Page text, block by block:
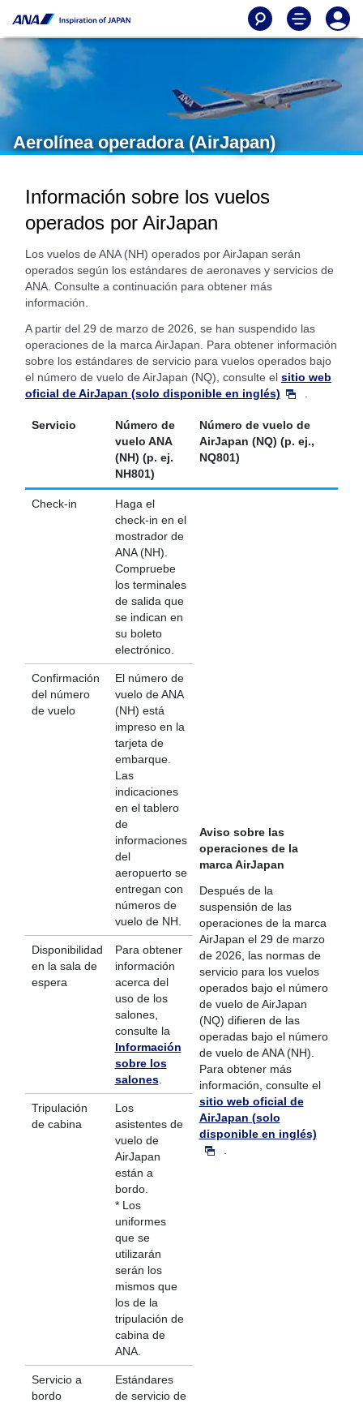
Aerolínea operadora (AirJapan)
Información sobre los vuelos
operados por AirJapan
Los vuelos de ANA (NH) operados por AirJapan serán
operados según los estándares de aeronaves y servicios de
ANA. Consulte a continuación para obtener más
información.
A partir del 29 de marzo de 2026, se han suspendido las
operaciones de la marca AirJapan. Para obtener información
sobre los estándares de servicio para vuelos operados bajo
el número de vuelo de AirJapan (NQ), consulte el sitio web
oficial de AirJapan (solo disponible en inglés)
Servicio
Número de
vuelo ANA
(NH) (p. ej.
NH801)
Número de vuelo de
AirJapan (NQ) (p. ej.,
NQ801)
Check-in
Haga el
check-in en el
mostrador de
ANA (NH).
Compruebe
los terminales
de salida que
se indican en
su boleto
electrónico.
Aviso sobre las
operaciones de la
marca AirJapan
Después de la
suspensión de las
operaciones de la marca
AirJapan el 29 de marzo
de 2026, las normas de
servicio para los vuelos
operados bajo el número
de vuelo de AirJapan
(NQ) difieren de las
operadas bajo el número
de vuelo de ANA (NH).
Para obtener más
información, consulte el
sitio web oficial de
AirJapan (solo
disponible en inglés)
Confirmación
del número
de vuelo
El número de
vuelo de ANA
(NH) está
impreso en la
tarjeta de
embarque.
Las
indicaciones
en el tablero
de
informaciones
del
aeropuerto se
entregan con
números de
vuelo de NH.
Disponibilidad
en la sala de
espera
Para obtener
información
acerca del
uso de los
salones,
consulte la
Información
sobre los
salones.
Tripulación
de cabina
Los
asistentes de
vuelo de
AirJapan
están a
bordo.
* Los
uniformes
que se
utilizarán
serán los
mismos que
los de la
tripulación de
cabina de
ANA.
Servicio a
bordo
Estándares
de servicio de